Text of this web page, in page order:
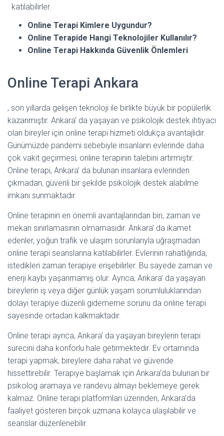
katılabilirler.
Online Terapi Kimlere Uygundur?
Online Terapide Hangi Teknolojiler Kullanılır?
Online Terapi Hakkında Güvenlik Önlemleri
Online Terapi Ankara
, son yıllarda gelişen teknoloji ile birlikte büyük bir popülerlik
kazanmıştır. Ankara’ da yaşayan ve psikolojik destek ihtiyacı
olan bireyler için online terapi hizmeti oldukça avantajlıdır.
Günümüzde pandemi sebebiyle insanların evlerinde daha
çok vakit geçirmesi, online terapinin talebini artırmıştır.
Online terapi, Ankara’ da bulunan insanlara evlerinden
çıkmadan, güvenli bir şekilde psikolojik destek alabilme
imkanı sunmaktadır.
Online terapinin en önemli avantajlarından biri, zaman ve
mekan sınırlamasının olmamasıdır. Ankara’ da ikamet
edenler, yoğun trafik ve ulaşım sorunlarıyla uğraşmadan
online terapi seanslarına katılabilirler. Evlerinin rahatlığında,
istedikleri zaman terapiye erişebilirler. Bu sayede zaman ve
enerji kaybı yaşanmamış olur. Ayrıca, Ankara’ da yaşayan
bireylerin iş veya diğer günlük yaşam sorumluluklarından
dolayı terapiye düzenli gidememe sorunu da online terapi
sayesinde ortadan kalkmaktadır.
Online terapi ayrıca, Ankara’ da yaşayan bireylerin terapi
sürecini daha konforlu hale getirmektedir. Ev ortamında
terapi yapmak, bireylere daha rahat ve güvende
hissettirebilir. Terapiye başlamak için Ankara’da bulunan bir
psikolog aramaya ve randevu almayı beklemeye gerek
kalmaz. Online terapi platformları üzerinden, Ankara’da
faaliyet gösteren birçok uzmana kolayca ulaşılabilir ve
seanslar düzenlenebilir.